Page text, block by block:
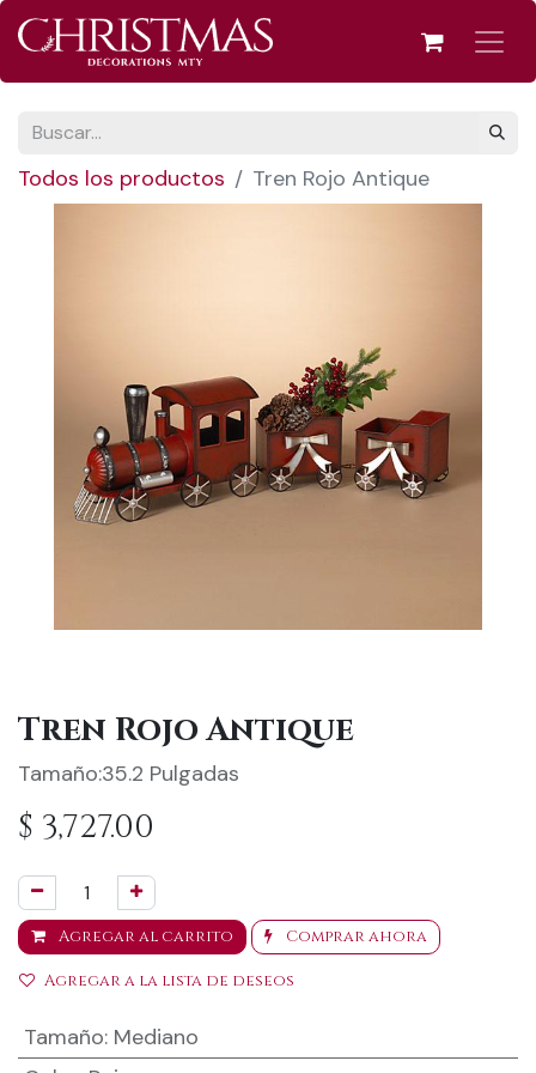
Todos los productos Tren Rojo Antique
Tren Rojo Antique
Tamaño:35.2 Pulgadas
$ 3,727.00
Agregar al carrito Comprar ahora
Agregar a la lista de deseos
Tamaño: Mediano